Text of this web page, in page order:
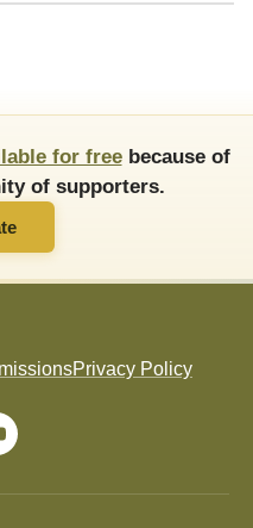
for freebecause of
of supporters.
Privacy Policy